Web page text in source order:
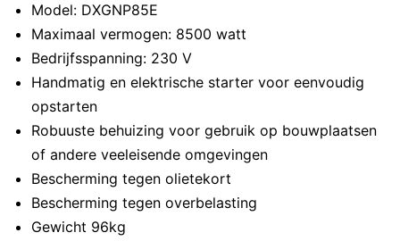
Model: DXGNP85E
Maximaal vermogen: 8500 watt
Bedrijfsspanning: 230 V
Handmatig en elektrische starter voor eenvoudig
opstarten
Robuuste behuizing voor gebruik op bouwplaatsen
of andere veeleisende omgevingen
Bescherming tegen olietekort
Bescherming tegen overbelasting
Gewicht 96kg